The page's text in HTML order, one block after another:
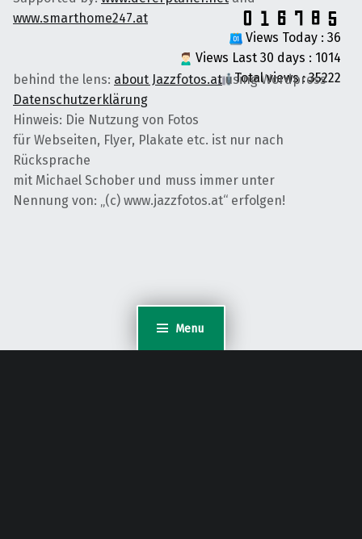
Menu
www.smarthome247.at
behind the lens: about Jazzfotos.atusing Wordpress
Datenschutzerklärung
Hinweis: Die Nutzung von Fotos
für Webseiten, Flyer, Plakate etc. ist nur nach
Rücksprache
mit Michael Schober und muss immer unter
Nennung von: „(c) www.jazzfotos.at“ erfolgen!
Views Today : 36
Views Last 30 days : 1014
Total views : 35222